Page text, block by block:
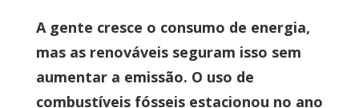
A gente cresce o consumo de energia,
mas as renováveis seguram isso sem
aumentar a emissão. O uso de
combustíveis fósseis estacionou no ano